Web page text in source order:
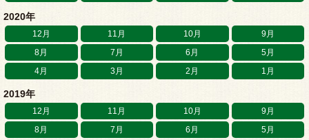
2020年
12月 11月 10月
9月
8月
7月 6月
5月
4月
3月 2月 1月
2019年
12月 11月 10月
9月
8月
7月 6月
5月